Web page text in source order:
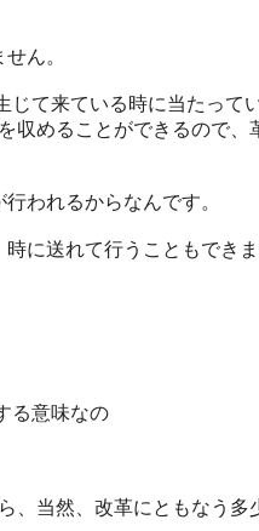
ん。
て来ている時に当たって
収めることができるので、
われるからなんです。
に送れて行うこともできま
る意味なの
、当然、改革にともなう多